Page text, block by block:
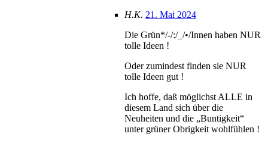
H.K. 21. Mai 2024
Die Grün*/-/:/_/•/Innen haben NUR
tolle Ideen !
Oder zumindest finden sie NUR
tolle Ideen gut !
Ich hoffe, daß möglichst ALLE in
diesem Land sich über die
Neuheiten und die „Buntigkeit“
unter grüner Obrigkeit wohlfühlen !